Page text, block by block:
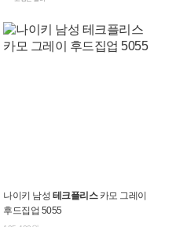
나이키 남성 테크플리스카모 그레이
후드집업 5055